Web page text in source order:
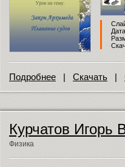
Подробнее | Скачать |
Курчатов Игорь
Физика